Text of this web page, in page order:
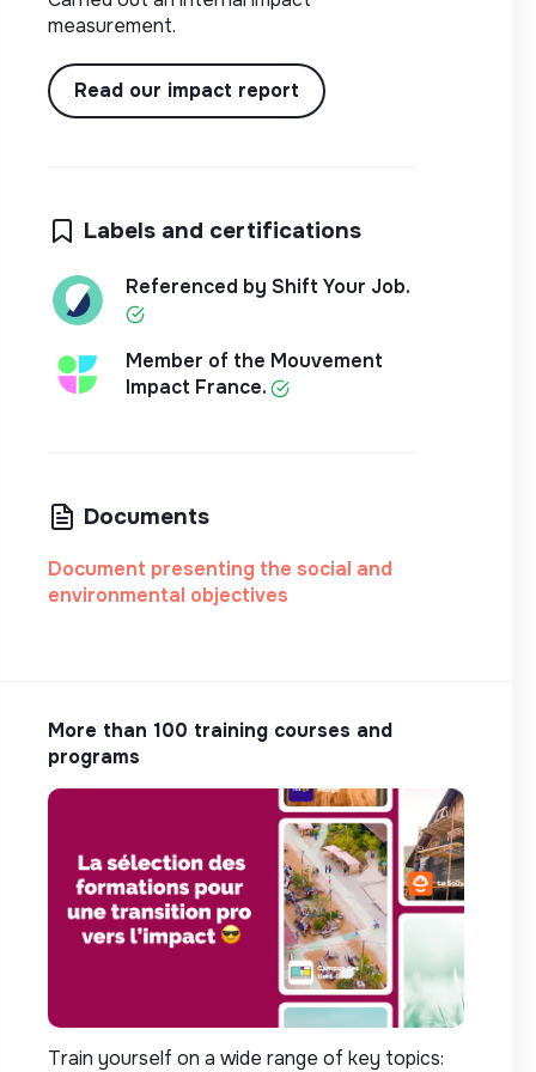
measurement.
Read our impact report
Labels and certifications
Referenced by Shift Your Job.
Member of the Mouvement
Impact France.
Documents
Document presenting the social and
environmental objectives
More than 100 training courses and
programs
Train yourself on a wide range of key topics: